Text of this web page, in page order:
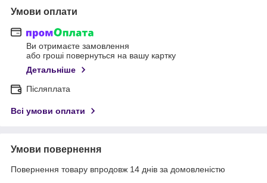
Умови оплати
Ви отримаєте замовлення
або гроші повернуться на вашу картку
Детальніше
Післяплата
Всі умови оплати
Умови повернення
Повернення товару впродовж 14 днів за домовленістю